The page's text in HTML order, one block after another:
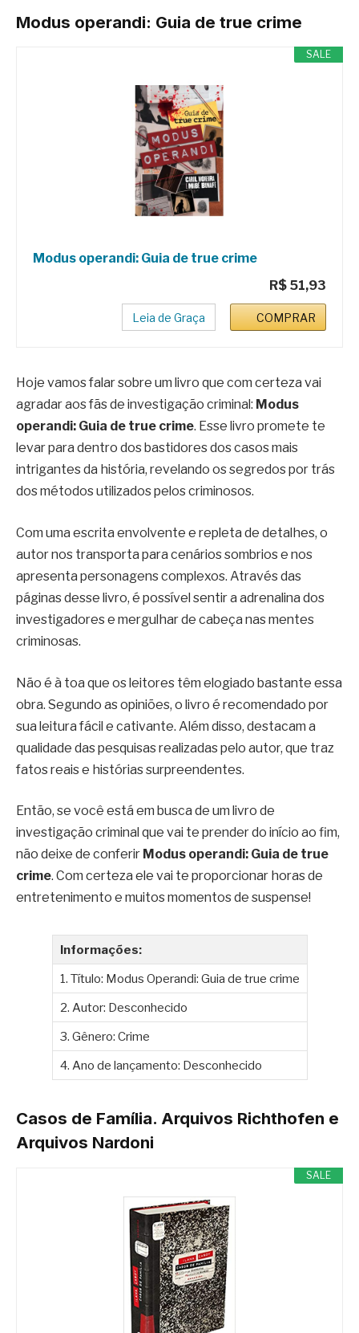
Modus operandi: Guia de true crime
SALE
Modus operandi: Guia de true crime
R$ 51,93
Leia de Graça COMPRAR
Hoje vamos falar sobre um livro que com certeza vai
agradar aos fãs de investigação criminal: Modus
operandi: Guia de true crime. Esse livro promete te
levar para dentro dos bastidores dos casos mais
intrigantes da história, revelando os segredos por trás
dos métodos utilizados pelos criminosos.
Com uma escrita envolvente e repleta de detalhes, o
autor nos transporta para cenários sombrios e nos
apresenta personagens complexos. Através das
páginas desse livro, é possível sentir a adrenalina dos
investigadores e mergulhar de cabeça nas mentes
criminosas.
Não é à toa que os leitores têm elogiado bastante essa
obra. Segundo as opiniões, o livro é recomendado por
sua leitura fácil e cativante. Além disso, destacam a
qualidade das pesquisas realizadas pelo autor, que traz
fatos reais e histórias surpreendentes.
Então, se você está em busca de um livro de
investigação criminal que vai te prender do início ao fim,
não deixe de conferir Modus operandi: Guia de true
crime. Com certeza ele vai te proporcionar horas de
entretenimento e muitos momentos de suspense!
Informações:
1. Título: Modus Operandi: Guia de true crime
2. Autor: Desconhecido
3. Gênero: Crime
4. Ano de lançamento: Desconhecido
Casos de Família. Arquivos Richthofen e
Arquivos Nardoni
SALE